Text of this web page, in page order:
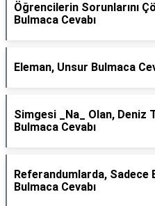
Öğrencilerin Sorunlarını
Bulmaca Cevabı
Eleman, Unsur Bulmaca
Simgesi _Na_ Olan, Deniz
Bulmaca Cevabı
Referandumlarda, Sadece
Bulmaca Cevabı